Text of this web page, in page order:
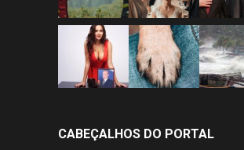
CABEÇALHOS DO PORTAL